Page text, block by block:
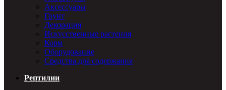
Аксессуары
Грунт
Декорация
Искусственные растения
Корм
Оборудование
Средства для содержания
Рептилии